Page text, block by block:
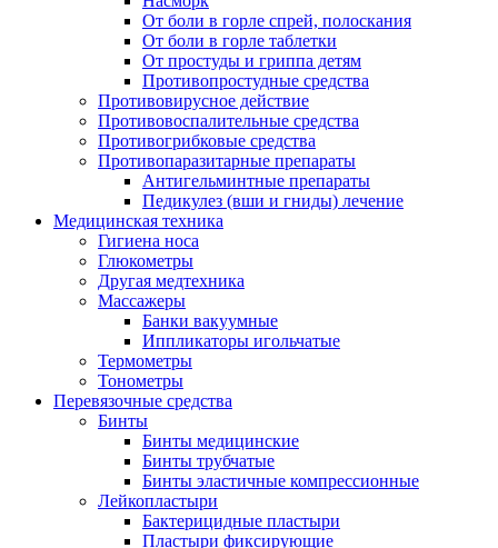
От боли в горле спрей, полоскания
От боли в горле таблетки
От простуды и гриппа детям
Противопростудные средства
Противовирусное действие
Противовоспалительные средства
Противогрибковые средства
Противопаразитарные препараты
Антигельминтные препараты
Педикулез (вши и гниды) лечение
Медицинская техника
Гигиена носа
Глюкометры
Другая медтехника
Массажеры
Банки вакуумные
Иппликаторы игольчатые
Термометры
Тонометры
Перевязочные средства
Бинты
Бинты медицинские
Бинты трубчатые
Бинты эластичные компрессионные
Лейкопластыри
Бактерицидные пластыри
Пластыри фиксирующие